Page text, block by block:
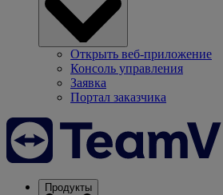
Открыть веб-приложение
Консоль управления
Заявка
Портал заказчика
Продукты